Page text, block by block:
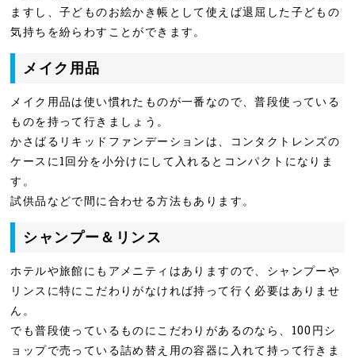
ますし、子どものお絵かき帳として使えば退屈した子どもの
気持ちを紛らわすことができます。
メイク用品
メイク用品は使い慣れたものが一番なので、普段使っている
ものを持って行きましょう。
かさばるリキッドファンデーションは、コンタクトレンズの
ケースに1回分を小分けにして入れるとコンパクトになりま
す。
試供品などで間に合わせる方法もあります。
シャンプー＆リンス
ホテルや旅館にもアメニティはありますので、シャンプーや
リンスに特にこだわりがなければ持って行く必要はありませ
ん。
でも普段使っているものにこだわりがあるのなら、100円シ
ョップで売っている詰め替え用の容器に入れて持って行きま